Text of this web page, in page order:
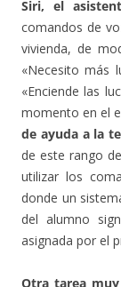
Siri, el
comandos de
vivienda, de
«Necesito más
«Enciende las
momento en el
de ayuda a la
de este rango
utilizar los
donde un
del alumno
asignada por el
Otra tarea